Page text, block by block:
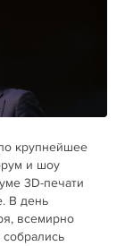
крупнейшее
и шоу
3D-печати
В день
всемирно